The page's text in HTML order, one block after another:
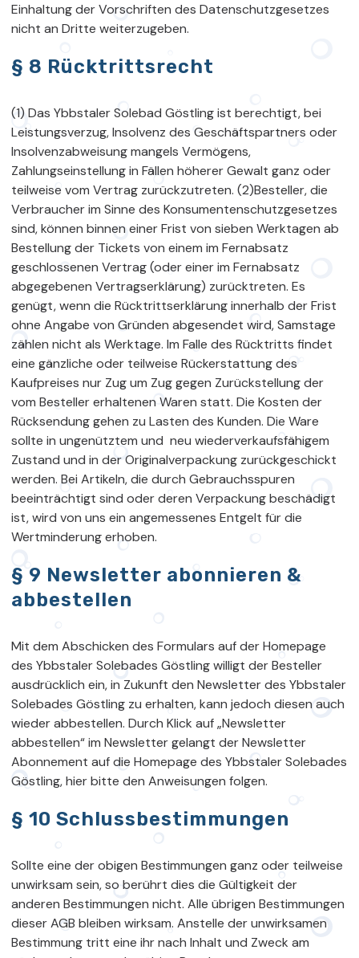
Einhaltung der Vorschriften des Datenschutzgesetzes
nicht an Dritte weiterzugeben.
§ 8 Rücktrittsrecht
(1) Das Ybbstaler Solebad Göstling ist berechtigt, bei
Leistungsverzug, Insolvenz des Geschäftspartners oder
Insolvenzabweisung mangels Vermögens,
Zahlungseinstellung in Fällen höherer Gewalt ganz oder
teilweise vom Vertrag zurückzutreten. (2)Besteller, die
Verbraucher im Sinne des Konsumentenschutzgesetzes
sind, können binnen einer Frist von sieben Werktagen ab
Bestellung der Tickets von einem im Fernabsatz
geschlossenen Vertrag (oder einer im Fernabsatz
abgegebenen Vertragserklärung) zurücktreten. Es
genügt, wenn die Rücktrittserklärung innerhalb der Frist
ohne Angabe von Gründen abgesendet wird, Samstage
zählen nicht als Werktage. Im Falle des Rücktritts findet
eine gänzliche oder teilweise Rückerstattung des
Kaufpreises nur Zug um Zug gegen Zurückstellung der
vom Besteller erhaltenen Waren statt. Die Kosten der
Rücksendung gehen zu Lasten des Kunden. Die Ware
sollte in ungenütztem und neu wiederverkaufsfähigem
Zustand und in der Originalverpackung zurückgeschickt
werden. Bei Artikeln, die durch Gebrauchsspuren
beeinträchtigt sind oder deren Verpackung beschädigt
ist, wird von uns ein angemessenes Entgelt für die
Wertminderung erhoben.
§ 9 Newsletter abonnieren &
abbestellen
Mit dem Abschicken des Formulars auf der Homepage
des Ybbstaler Solebades Göstling willigt der Besteller
ausdrücklich ein, in Zukunft den Newsletter des Ybbstaler
Solebades Göstling zu erhalten, kann jedoch diesen auch
wieder abbestellen. Durch Klick auf „Newsletter
abbestellen“ im Newsletter gelangt der Newsletter
Abonnement auf die Homepage des Ybbstaler Solebades
Göstling, hier bitte den Anweisungen folgen.
§ 10 Schlussbestimmungen
Sollte eine der obigen Bestimmungen ganz oder teilweise
unwirksam sein, so berührt dies die Gültigkeit der
anderen Bestimmungen nicht. Alle übrigen Bestimmungen
dieser AGB bleiben wirksam. Anstelle der unwirksamen
Bestimmung tritt eine ihr nach Inhalt und Zweck am